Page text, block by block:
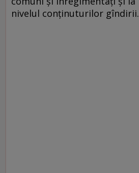
nivelul conținuturilor gîndirii.